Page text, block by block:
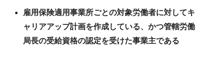
雇用保険適用事業所ごとの対象労働者に対してキ
ャリアアップ計画を作成している、かつ管轄労働
局長の受給資格の認定を受けた事業主である